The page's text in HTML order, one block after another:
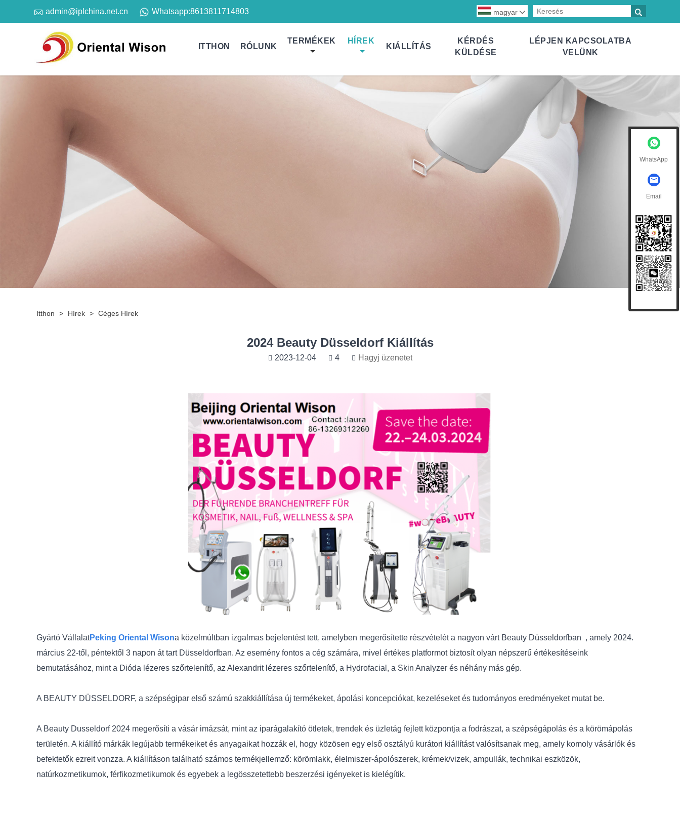
 admin@iplchina.net.cn Whatsapp:8613811714803 
magyar 
ITTHON RÓLUNK
TERMÉKEK HÍREK
KIÁLLÍTÁS
KÉRDÉS
KÜLDÉSE
LÉPJEN KAPCSOLATBA
VELÜNK
Itthon > Hírek > Céges Hírek
2024 Beauty Düsseldorf Kiállítás
2023-12-04 4 Hagyj üzenetet
Gyártó VállalatPeking Oriental Wisona közelmúltban izgalmas bejelentést tett, amelyben megerősítette részvételét a nagyon várt Beauty Düsseldorfban , amely 2024.
március 22-től, péntektől 3 napon át tart Düsseldorfban. Az esemény fontos a cég számára, mivel értékes platformot biztosít olyan népszerű értékesítéseink
bemutatásához, mint a Dióda lézeres szőrtelenítő, az Alexandrit lézeres szőrtelenítő, a Hydrofacial, a Skin Analyzer és néhány más gép.
A BEAUTY DÜSSELDORF, a szépségipar első számú szakkiállítása új termékeket, ápolási koncepciókat, kezeléseket és tudományos eredményeket mutat be.
A Beauty Dusseldorf 2024 megerősíti a vásár imázsát, mint az iparágalakító ötletek, trendek és üzletág fejlett központja a fodrászat, a szépségápolás és a körömápolás
területén. A kiállító márkák legújabb termékeiket és anyagaikat hozzák el, hogy közösen egy első osztályú kurátori kiállítást valósítsanak meg, amely komoly vásárlók és
befektetők ezreit vonzza. A kiállításon található számos termékjellemző: körömlakk, élelmiszer-ápolószerek, krémek/vizek, ampullák, technikai eszközök,
natúrkozmetikumok, férfikozmetikumok és egyebek a legösszetettebb beszerzési igényeket is kielégítik.
WhatsApp
Email